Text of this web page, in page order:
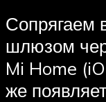
Сопрягаем
шлюзом
Mi Home
же